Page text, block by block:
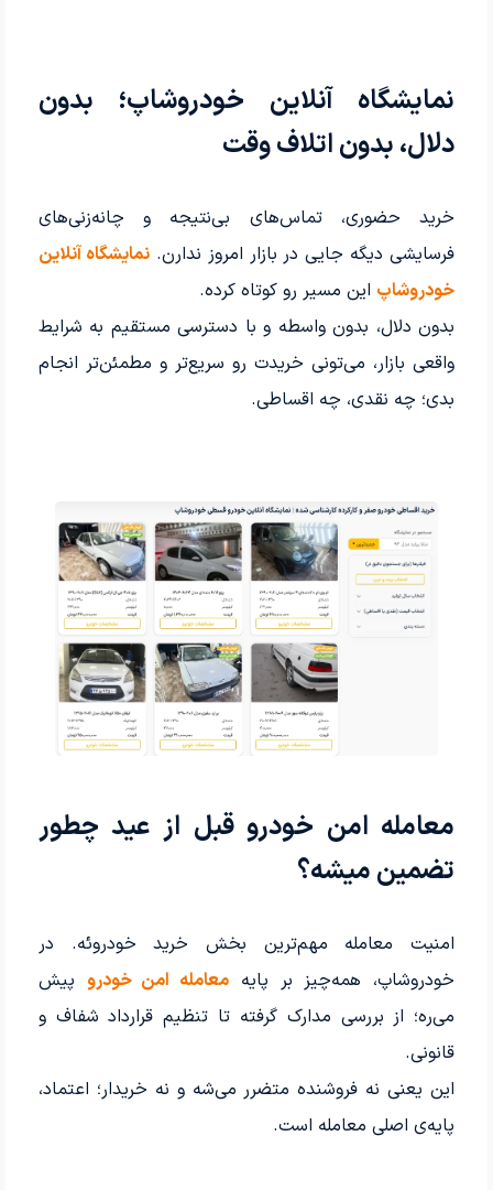
نمایشگاه آنلاین خودروشاپ؛ بدون
دلال، بدون اتلاف وقت
خرید حضوری، تماس‌های بی‌نتیجه و چانه‌زنی‌های
فرسایشی دیگه جایی در بازار امروز ندارن.نمایشگاه آنلاین
خودروشاپ این مسیر رو کوتاه کرده.
بدون دلال، بدون واسطه و با دسترسی مستقیم به شرایط
واقعی بازار، می‌تونی خریدت رو سریع‌تر و مطمئن‌تر انجام
بدی؛ چه نقدی، چه اقساطی.
معامله امن خودرو قبل از عید چطور
تضمین میشه؟
امنیت معامله مهم‌ترین بخش خرید خودروئه. در
خودروشاپ، همه‌چیز بر پایه معامله امن خودرو پیش
می‌ره؛ از بررسی مدارک گرفته تا تنظیم قرارداد شفاف و
قانونی.
این یعنی نه فروشنده متضرر می‌شه و نه خریدار؛ اعتماد،
پایه‌ی اصلی معامله است.